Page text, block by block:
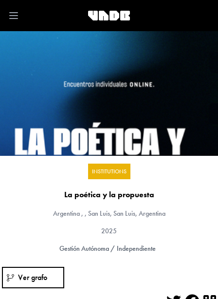
Open main menu
INSTITUTIONS
La poética y la propuesta
Argentina, , San Luis, San Luis, Argentina
2025
Gestión Autónoma / Independiente
Ver grafo